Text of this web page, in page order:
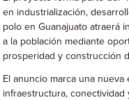
en industrialización,
polo en Guanajuato atraerá
a la población mediante
prosperidad y construcción
El anuncio marca una
infraestructura, conectividad